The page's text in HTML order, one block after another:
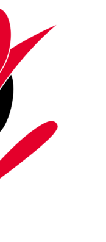
en
invierno
la concentración en